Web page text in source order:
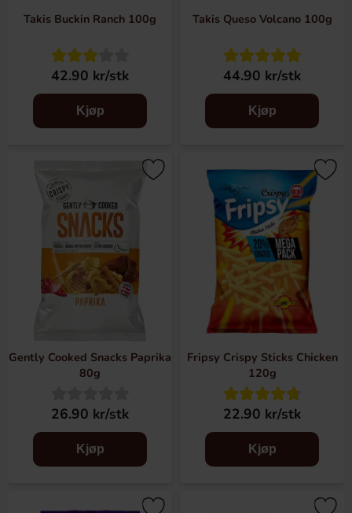
Takis Buckin Ranch 100g
42.90 kr/stk
Kjøp
Takis Queso Volcano 100g
44.90 kr/stk
Kjøp
Gently Cooked Snacks Paprika
80g
26.90 kr/stk
Kjøp
Fripsy Crispy Sticks Chicken
120g
22.90 kr/stk
Kjøp